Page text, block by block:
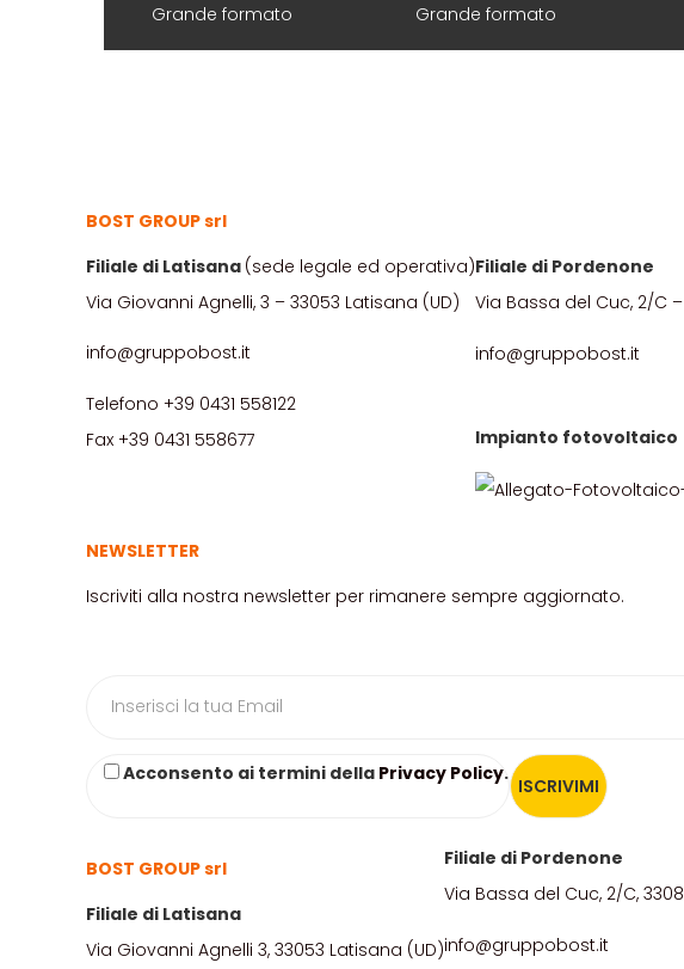
Grande formato Grande formato
BOST GROUP srl
Filiale di Latisana (sede legale ed operativa)
Via Giovanni Agnelli, 3 – 33053 Latisana (UD)
info@gruppobost.it
Telefono +39 0431 558122
Fax +39 0431 558677
Filiale di Pordenone
Via Bassa del Cuc, 2/C
info@gruppobost.it
Impianto fotovoltaico
NEWSLETTER
Iscriviti alla nostra newsletter per rimanere sempre aggiornato.
Acconsento ai termini della Privacy Policy.
BOST GROUP srl
Filiale di Latisana
Via Giovanni Agnelli 3, 33053 Latisana (UD)
Filiale di Pordenone
Via Bassa del Cuc, 2/C,
info@gruppobost.it